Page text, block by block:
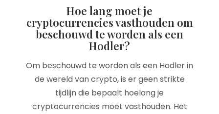
Hoe lang moet je
cryptocurrencies vasthouden om
beschouwd te worden als een
Hodler?
Om beschouwd te worden als een Hodler in
de wereld van crypto, is er geen strikte
tijdlijn die bepaalt hoelang je
cryptocurrencies moet vasthouden. Het